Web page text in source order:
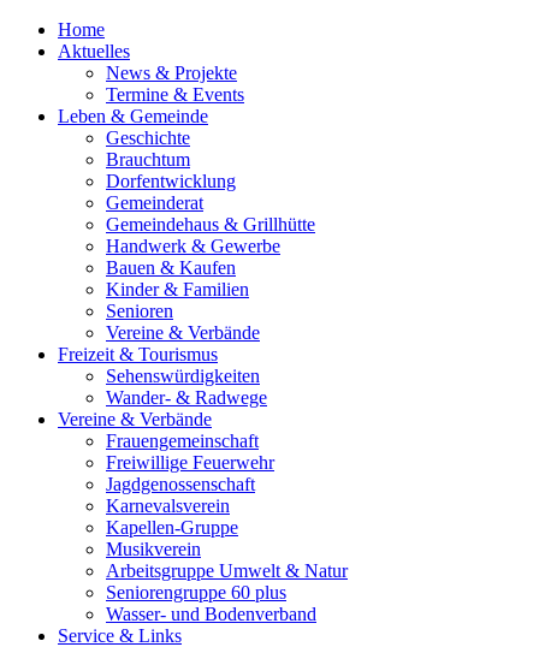
Home
Aktuelles
News & Projekte
Termine & Events
Leben & Gemeinde
Geschichte
Brauchtum
Dorfentwicklung
Gemeinderat
Gemeindehaus & Grillhütte
Handwerk & Gewerbe
Bauen & Kaufen
Kinder & Familien
Senioren
Vereine & Verbände
Freizeit & Tourismus
Sehenswürdigkeiten
Wander- & Radwege
Vereine & Verbände
Frauengemeinschaft
Freiwillige Feuerwehr
Jagdgenossenschaft
Karnevalsverein
Kapellen-Gruppe
Musikverein
Arbeitsgruppe Umwelt & Natur
Seniorengruppe 60 plus
Wasser- und Bodenverband
Service & Links